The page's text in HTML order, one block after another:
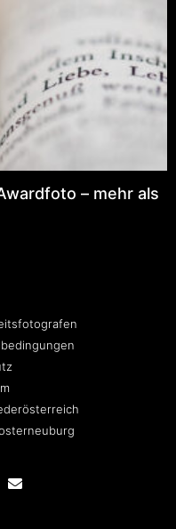
– mehr als